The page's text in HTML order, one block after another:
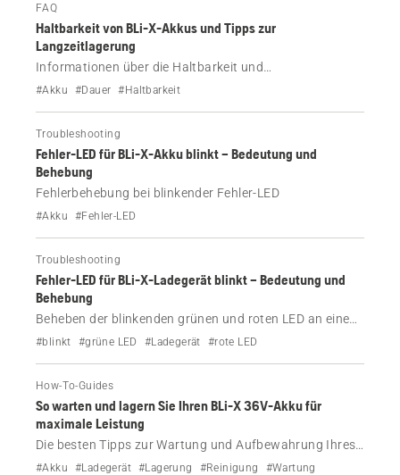
FAQ
Haltbarkeit von BLi-X-Akkus und Tipps zur
Langzeitlagerung
Informationen über die Haltbarkeit und
Langzeitlagerung von Husqvarna BLi-X-Akkus.
#Akku #Dauer #Haltbarkeit
Troubleshooting
Fehler-LED für BLi-X-Akku blinkt – Bedeutung und
Behebung
Fehlerbehebung bei blinkender Fehler-LED
#Akku #Fehler-LED
Troubleshooting
Fehler-LED für BLi-X-Ladegerät blinkt – Bedeutung und
Behebung
Beheben der blinkenden grünen und roten LED an einem
Husqvarna BLi-X Ladegerät.
#blinkt #grüne LED #Ladegerät #rote LED
How-To-Guides
So warten und lagern Sie Ihren BLi-X 36V-Akku für
maximale Leistung
Die besten Tipps zur Wartung und Aufbewahrung Ihres
Husqvarna BLi-X 36-V-Akkus.
#Akku #Ladegerät #Lagerung #Reinigung #Wartung